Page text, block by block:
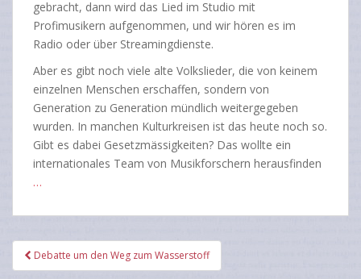
gebracht, dann wird das Lied im Studio mit
Profimusikern aufgenommen, und wir hören es im
Radio oder über Streamingdienste.
Aber es gibt noch viele alte Volkslieder, die von keinem
einzelnen Menschen erschaffen, sondern von
Generation zu Generation mündlich weitergegeben
wurden. In manchen Kulturkreisen ist das heute noch so.
Gibt es dabei Gesetzmässigkeiten? Das wollte ein
internationales Team von Musikforschern herausfinden
…
Beitragsnavigation
Debatte um den Weg zum Wasserstoff